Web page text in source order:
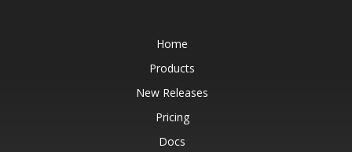
Home
Products
New Releases
Pricing
Docs